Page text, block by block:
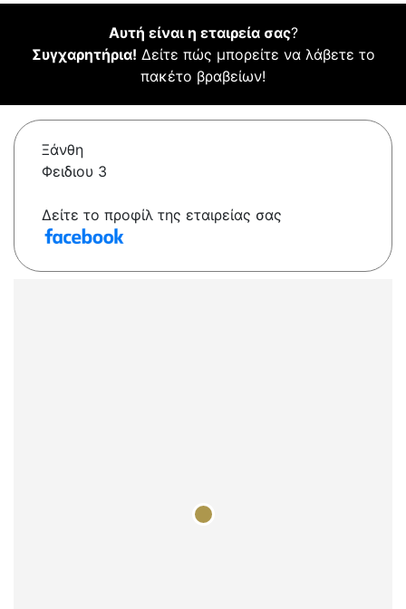
Αυτή είναι η εταιρεία σας?
Συγχαρητήρια! Δείτε πώς μπορείτε να λάβετε το
πακέτο βραβείων!
Ξάνθη
Φειδιου 3
Δείτε το προφίλ της εταιρείας σας